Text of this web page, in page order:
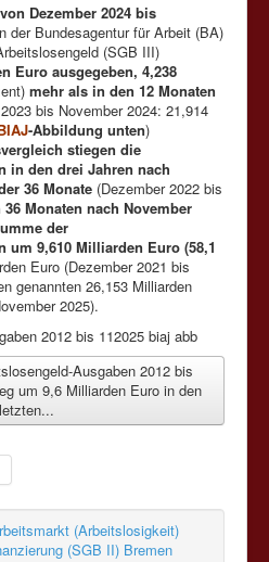
Dezember 2024 bis
der Bundesagentur für Arbeit (BA)
(SGB III)
Euro ausgegeben, 4,238
mehr als in den 12 Monaten
bis November 2024: 21,914
-Abbildung unten)
stiegen die
in den drei Jahren nach
36 Monate (Dezember 2022 bis
Monaten nach November
der
um 9,610 Milliarden Euro (58,1
Euro (Dezember 2021 bis
genannten 26,153 Milliarden
2025).
Ausgaben 2012 bis
um 9,6 Milliarden Euro in den
letzten...
(Arbeitslosigkeit)
(SGB II) Bremen